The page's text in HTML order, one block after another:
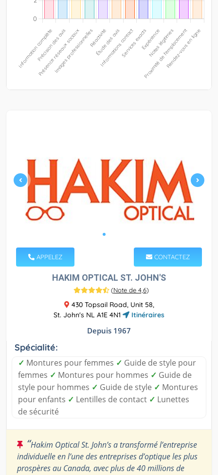
APPELEZ CONTACTEZ
HAKIM OPTICAL ST. JOHN'S
(Note de 4,6)
430 Topsail Road, Unit 58,
St. John's NL A1E 4N1
Itinéraires
Depuis 1967
Spécialité:
✓ Montures pour femmes ✓ Guide de style pour
femmes ✓ Montures pour hommes ✓ Guide de
style pour hommes ✓ Guide de style ✓ Montures
pour enfants ✓ Lentilles de contact ✓ Lunettes
de sécurité
“Hakim Optical St. John’s a transformé l’entreprise
individuelle en l’une des entreprises d’optique les plus
prospères au Canada, avec plus de 40 millions de